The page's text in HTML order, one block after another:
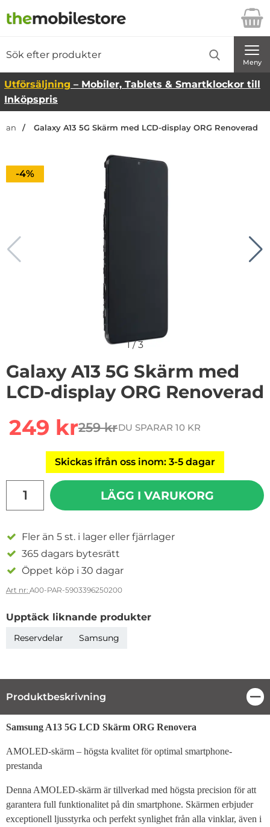
Startsidan för Danira Telecom AB
Meny
Utförsäljning – Mobiler, Tablets & Smartklockor till
Inköpspris
Galaxy A13 5G Skärm med LCD-display ORG Renoverad
Priset är nedsatt med
-4%
1/3
Galaxy A13 5G Skärm med
LCD-display ORG Renoverad
rea pris
249 krtidigare pris
259 krDU SPARAR 10 KR
Skickas ifrån oss inom: 3-5 dagar
LÄGG I VARUKORG
Fler än 5 st. i lager eller fjärrlager
365 dagars bytesrätt
Öppet köp i 30 dagar
Art nr: A00-PAR-5903396250200
Upptäck liknande produkter
Reservdelar Samsung
Produktbeskrivning
Produktbeskrivning
Samsung A13 5G LCD Skärm ORG Renovera
AMOLED-skärm – högsta kvalitet för optimal smartphone-
prestanda
Denna AMOLED-skärm är tillverkad med högsta precision för att
garantera full funktionalitet på din smartphone. Skärmen erbjuder
exceptionell ljusstyrka och perfekt synlighet från alla vinklar, även i